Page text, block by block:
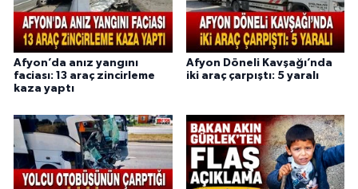
Afyon’da anız yangını
faciası: 13 araç zincirleme
kaza yaptı
Afyon Döneli Kavşağı’nda
iki araç çarpıştı: 5 yaralı